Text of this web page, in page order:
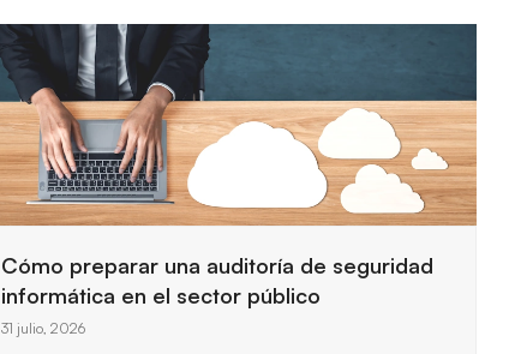
Requisitos de seguridad para trabajar con la
Administración Pública
29 julio, 2026
Las entidades públicas exigen controles estrictos
esenciales, así que entender los…
Ver más